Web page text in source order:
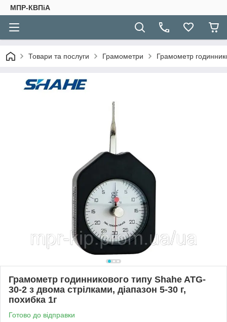
МПР-КВПіА
Товари та послуги Грамометри Грамометр
Грамометр годинникового типу Shahe ATG-
30-2 з двома стрілками, діапазон 5-30 г,
похибка 1г
Готово до відправки